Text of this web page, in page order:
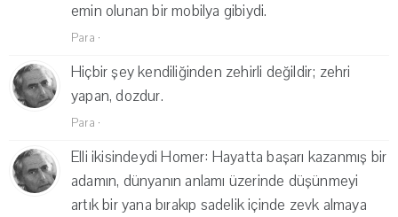
emin olunan bir mobilya gibiydi.
Para ·
Hiçbir şey kendiliğinden zehirli değildir; zehri
yapan, dozdur.
Para ·
Elli ikisindeydi Homer: Hayatta başarı kazanmış bir
adamın, dünyanın anlamı üzerinde düşünmeyi
artık bir yana bırakıp sadelik içinde zevk almaya